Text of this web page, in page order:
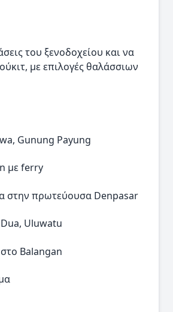
του ξενοδοχείου και να
με επιλογές θαλάσσιων
Gunung Payung
με ferry
στην πρωτεύουσα Denpasar
Uluwatu
Balangan